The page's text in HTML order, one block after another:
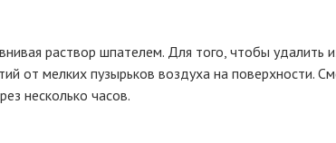
раствор шпателем. Для того, чтобы удалить
от мелких пузырьков воздуха на поверхности.
несколько часов.